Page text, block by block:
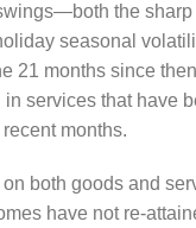
the
seasonal
21 months since
services that have
months.
both goods and
have not re-